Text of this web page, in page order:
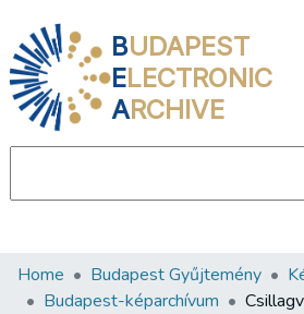
BUDAPEST
ELECTRONIC
ARCHIVE
Communities & Collections
Home Budapest Gyűjtemény
Budapest-képarchívum